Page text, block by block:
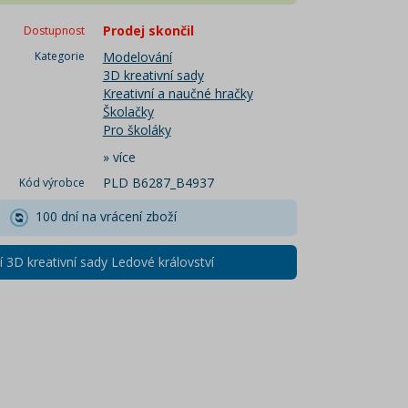
Dostupnost Prodej skončil
Kategorie
Modelování
3D kreativní sady
Kreativní a naučné hračky
Školačky
Pro školáky
» více
Kód výrobce
PLD B6287_B4937
100 dní na vrácení zboží
3D kreativní sady Ledové království